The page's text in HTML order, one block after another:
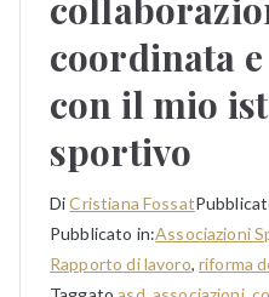
coordinata
con il mio
sportivo
DiCristiana Fossat
Pubblicato in:Associazioni
Rapporto di lavoro,riforma